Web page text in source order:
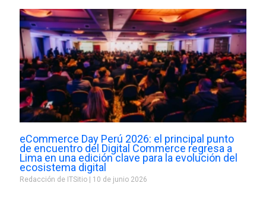
eCommerce Day Perú 2026: el principal punto
de encuentro del Digital Commerce regresa a
Lima en una edición clave para la evolución del
ecosistema digital
Redacción de ITSitio 10 de junio 2026